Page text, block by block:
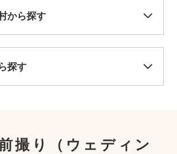
から探す
探す
撮り（ウェディン